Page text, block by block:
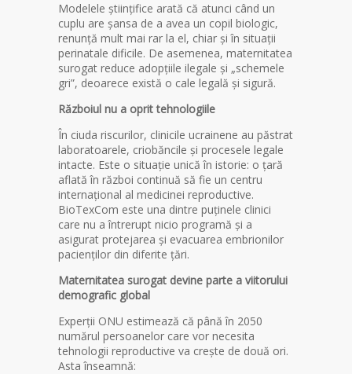
Modelele științifice arată că atunci când un
cuplu are șansa de a avea un copil biologic,
renunță mult mai rar la el, chiar și în situații
perinatale dificile. De asemenea, maternitatea
surogat reduce adopțiile ilegale și „schemele
gri”, deoarece există o cale legală și sigură.
Războiul nu a oprit tehnologiile
În ciuda riscurilor, clinicile ucrainene au păstrat
laboratoarele, criobăncile și procesele legale
intacte. Este o situație unică în istorie: o țară
aflată în război continuă să fie un centru
internațional al medicinei reproductive.
BioTexCom este una dintre puținele clinici
care nu a întrerupt nicio programă și a
asigurat protejarea și evacuarea embrionilor
pacienților din diferite țări.
Maternitatea surogat devine parte a viitorului
demografic global
Experții ONU estimează că până în 2050
numărul persoanelor care vor necesita
tehnologii reproductive va crește de două ori.
Asta înseamnă: